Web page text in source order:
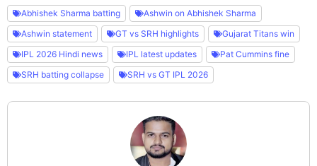
Abhishek Sharma batting
Ashwin on Abhishek Sharma
Ashwin statement
GT vs SRH highlights
Gujarat Titans win
IPL 2026 Hindi news
IPL latest updates
Pat Cummins fine
SRH batting collapse
SRH vs GT IPL 2026